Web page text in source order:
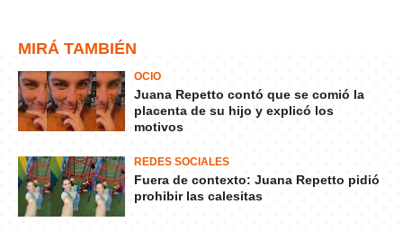
MIRÁ TAMBIÉN
OCIO
Juana Repetto contó que se comió la
placenta de su hijo y explicó los
motivos
REDES SOCIALES
Fuera de contexto: Juana Repetto pidió
prohibir las calesitas